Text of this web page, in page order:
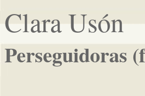
Clara Usón
Perseguidoras